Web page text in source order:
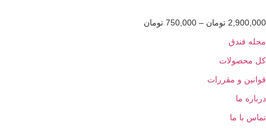
تومان –
750,000 تومان
و مقررات
ما